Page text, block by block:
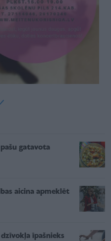
gatavota
aicina apmeklēt
īpašnieks